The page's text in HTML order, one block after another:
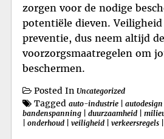
zorgen voor de nodige
potentiële dieven.
preventie, dus neem altijd
voorzorgsmaatregelen om
beschermen.
Posted In Uncategorized
Tagged auto-industrie autodesign
bandenspanning
duurzaamheid
onderhoud veiligheid verkeersregels